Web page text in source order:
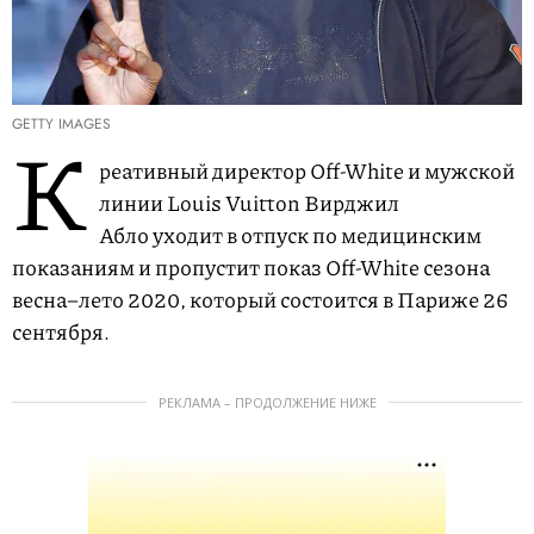
GETTY IMAGES
К реативный директор Off-White и мужской
линии Louis Vuitton Вирджил
Абло уходит в отпуск по медицинским
показаниям и пропустит показ Off-White сезона
весна–лето 2020, который состоится в Париже 26
сентября.
РЕКЛАМА – ПРОДОЛЖЕНИЕ НИЖЕ